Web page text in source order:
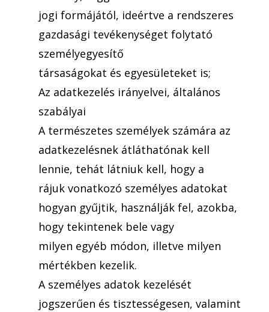
jogi formájától, ideértve a rendszeres
gazdasági tevékenységet folytató
személyegyesítő
társaságokat és egyesületeket is;
Az adatkezelés irányelvei, általános
szabályai
A természetes személyek számára az
adatkezelésnek átláthatónak kell
lennie, tehát látniuk kell, hogy a
rájuk vonatkozó személyes adatokat
hogyan gyűjtik, használják fel, azokba,
hogy tekintenek bele vagy
milyen egyéb módon, illetve milyen
mértékben kezelik.
A személyes adatok kezelését
jogszerűen és tisztességesen, valamint